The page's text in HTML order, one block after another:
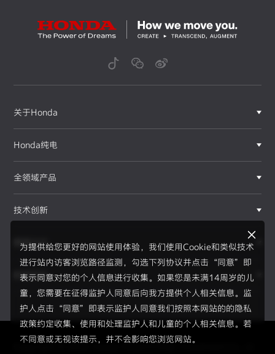
为提供给您更好的网站使用体验，我们使用Cookie和类似技术
进行站内访客浏览路径监测，勾选下列协议并点击“同意”即
表示同意对您的个人信息进行收集。如果您是未满14周岁的儿
童，您需要在征得监护人同意后向我方提供个人相关信息。监
护人点击“同意”即表示监护人同意我们按照本网站的的隐私
政策约定收集、使用和处理监护人和儿童的个人相关信息。若
不同意或无视该提示，并不会影响您浏览网站。
关于Honda
Honda纯电
全领域产品
技术创新
赛事运动
新闻资讯
Copyright © 2026 Honda Motor(China) Investment Co., Lt
F1®赛事